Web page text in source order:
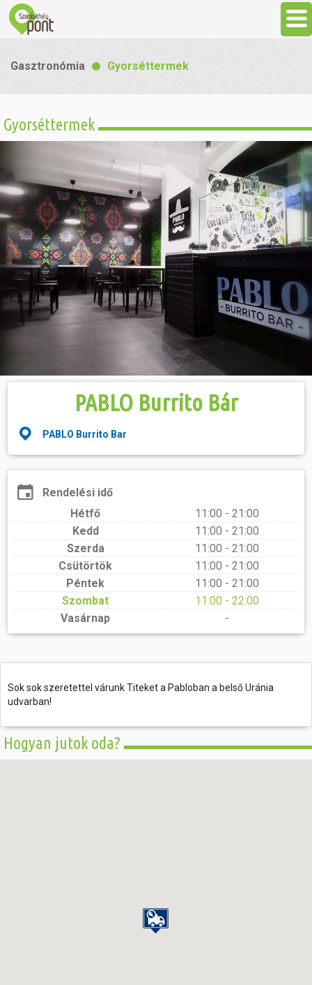
Látnivalók
Gasztronómia
Szállás
Sport
Szabadidő
Hasznos
Gasztronómia Gyorséttermek
Gyorséttermek
PABLO Burrito Bár
PABLO Burrito Bar
Rendelési idő
Hétfő
11:00 - 21:00
Kedd
11:00 - 21:00
Szerda
11:00 - 21:00
Csütörtök
11:00 - 21:00
Péntek
11:00 - 21:00
Szombat
11:00 - 22:00
Vasárnap
-
Sok sok szeretettel várunk Titeket a Pabloban a belső Uránia
udvarban!
Hogyan jutok oda?